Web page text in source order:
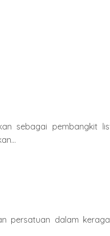
sebagai pembangkit
persatuan dalam